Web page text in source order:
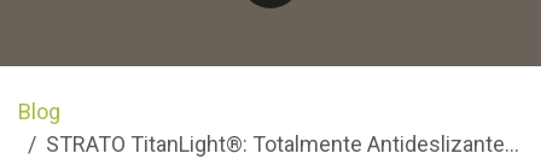
Blog
STRATO TitanLight®: Totalmente Antideslizantes, máximas calificaciones